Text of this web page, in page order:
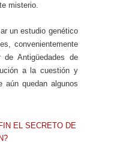
misterio.
un estudio genético
convenientemente
de Antigüedades de
a la cuestión y
quedan algunos